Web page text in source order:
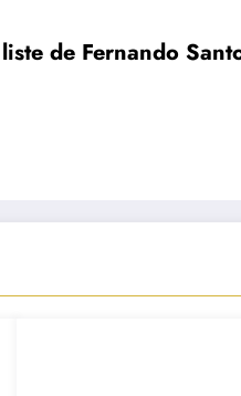
de Fernando